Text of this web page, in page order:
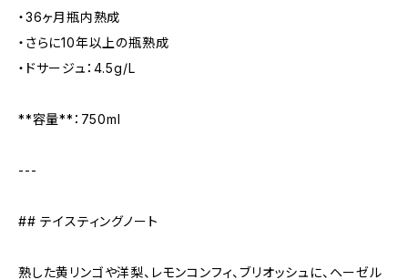
・36ヶ月瓶内熟成
・さらに10年以上の瓶熟成
・ドサージュ：4.5g/L
**容量**：750ml
---
## テイスティングノート
熟した黄リンゴや洋梨、レモンコンフィ、ブリオッシュに、ヘーゼル